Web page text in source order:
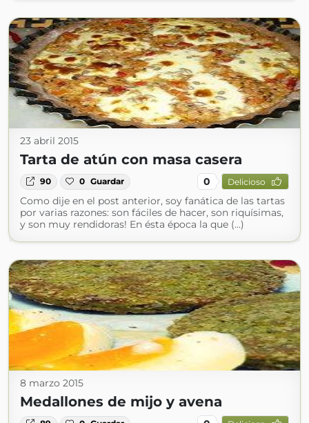
23 abril 2015
Tarta de atún con masa casera
90 0 Guardar 0 Delicioso
Como dije en el post anterior, soy fanática de las tartas
por varias razones: son fáciles de hacer, son riquísimas,
y son muy rendidoras! En ésta época la que (...)
8 marzo 2015
Medallones de mijo y avena